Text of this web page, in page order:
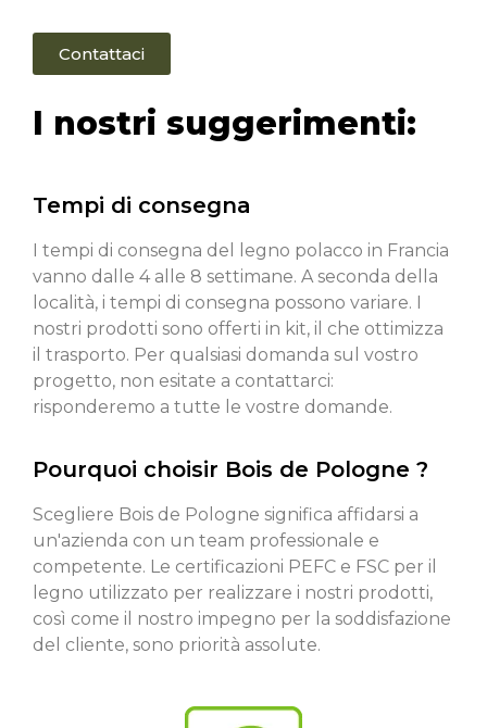
Contattaci
I nostri suggerimenti:
Tempi di consegna
I tempi di consegna del legno polacco in Francia
vanno dalle 4 alle 8 settimane. A seconda della
località, i tempi di consegna possono variare. I
nostri prodotti sono offerti in kit, il che ottimizza
il trasporto. Per qualsiasi domanda sul vostro
progetto, non esitate a contattarci:
risponderemo a tutte le vostre domande.
Pourquoi choisir Bois de Pologne ?
Scegliere Bois de Pologne significa affidarsi a
un'azienda con un team professionale e
competente. Le certificazioni PEFC e FSC per il
legno utilizzato per realizzare i nostri prodotti,
così come il nostro impegno per la soddisfazione
del cliente, sono priorità assolute.